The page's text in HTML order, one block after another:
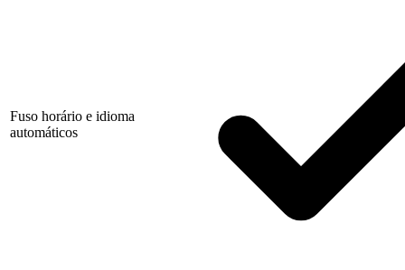
Fuso horário e idioma
automáticos